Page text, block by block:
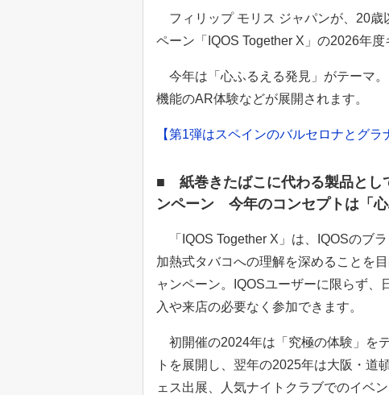
フィリップ モリス ジャパンが、20歳
ペーン「IQOS Together X」の2026年度
今年は「心ふるえる発見」がテーマ
機能のAR体験などが展開されます。
【第1弾はスペインのバルセロナとグラ
■ 紙巻きたばこに代わる製品とし
ンペーン 今年のコンセプトは「心
「IQOS Together X」は、IQOSのブ
加熱式タバコへの理解を深めることを
ャンペーン。IQOSユーザーに限らず
入や来店の必要なく参加できます。
初開催の2024年は「究極の体験」を
トを展開し、翌年の2025年は大阪・道
ェス出展、人気ナイトクラブでのイベ